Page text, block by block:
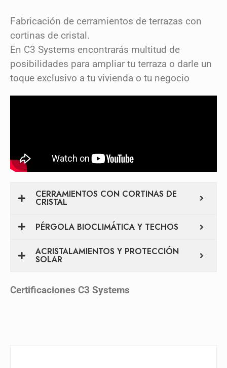
Fabricación de cerramientos de terrazas con
cortinas de cristal.
En C3 Systems encontrarás multitud de
posibilidades para ampliar tu terraza o darle un
toque exclusivo a tu vivienda o tu negocio
CERRAMIENTOS CON CORTINAS DE
CRISTAL
PÉRGOLA BIOCLIMÁTICA Y TECHOS
ACRISTALAMIENTOS Y PROTECCIÓN
SOLAR
Certificaciones C3 Systems